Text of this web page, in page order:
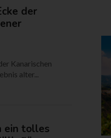
der
Kanarischen
alter...
ein tolles